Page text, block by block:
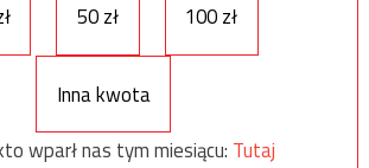
50 zł 100 zł
Inna kwota
wparł nas tym miesiącu: Tutaj